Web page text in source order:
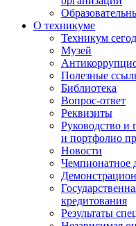
О техникуме
Техникум
Музей
Полезные
Библиотека
Вопрос-ответ
Реквизиты
Руководство и
и портфолио
Новости
кредитования
Результаты